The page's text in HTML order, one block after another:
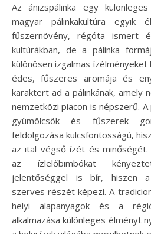
Az ánizspálinka egy különleges szeszes ital, amely a
magyar pálinkakultúra egyik
fűszernövény, régóta ismert
kultúrákban, de a pálinka
különösen izgalmas ízélményeket
édes, fűszeres aromája és
karaktert ad a pálinkának, amely
nemzetközi piacon is népszerű.
gyümölcsök és fűszerek
feldolgozása kulcsfontosságú,
az ital végső ízét és minőségét.
az ízlelőbimbókat
jelentőséggel is bír, hiszen a
szerves részét képezi. A
helyi alapanyagok és a
alkalmazása különleges élményt